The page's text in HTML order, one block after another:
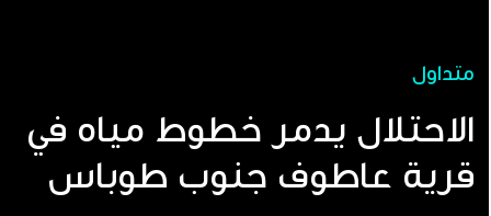
متداول
الاحتلال يدمر خطوط مياه في
قرية عاطوف جنوب طوباس